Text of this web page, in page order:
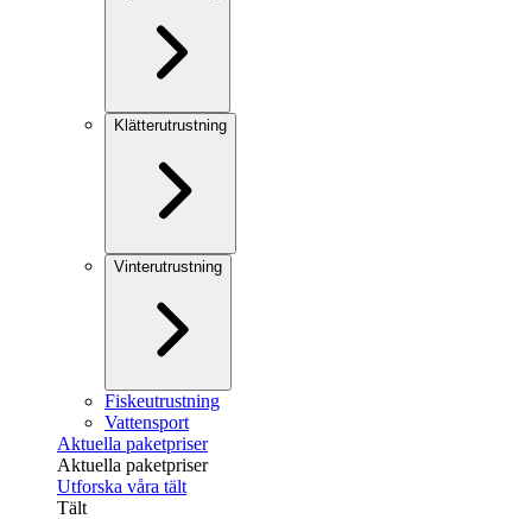
Klätterutrustning
Vinterutrustning
Fiskeutrustning
Vattensport
Aktuella paketpriser
Aktuella paketpriser
Utforska våra tält
Tält